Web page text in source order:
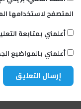
المتصفح لاستخدامها
أعلمني بمتابعة
أعلمني بالمواضيع